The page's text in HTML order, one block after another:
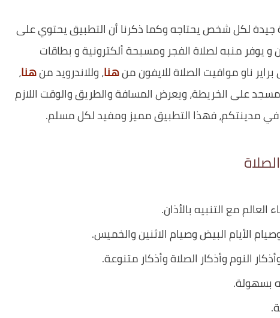
جيدة لكل شخص يحتاجه وكما ذكرنا أن التطبيق يحتوي على
و يوفر منبه لصلاة الفجر ومسبحة ألكترونية و بطاقات
ناو مواقيت الصلاة للايفون منهنا، وللاندرويد منهنا،
على الخريطة، ويعرض المسافة والطريق والوقت اللازم
مدينتكم، فهذا التطبيق مميز ومفيد لكل مسلم.
مع التنبيه بالأذان.
الأيام البيض وصيام الاثنين والخميس.
النوم وأذكار الصلاة وأذكار متنوعة.
بسهولة.